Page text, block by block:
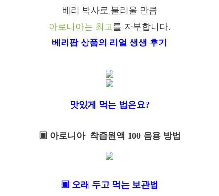
베리 박사로 불리울 만큼
아로니아는 최고 를 자부합니다.
베리팜 상품의 리얼 생생 후기
맛있게 먹는 법은요?
▣ 아로니아 착즙원액 100 음용 방법
▣ 오래 두고 먹는 보관법